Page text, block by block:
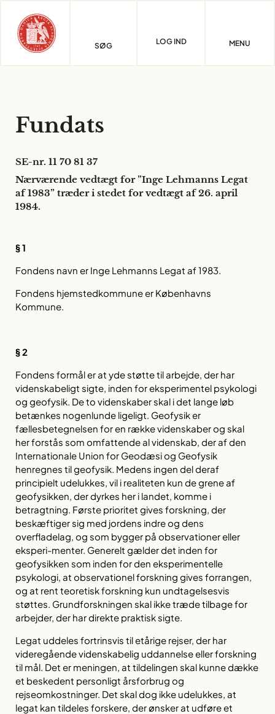
content
SØG LOG IND MENU
Fundats
SE-nr. 11 70 81 37
Nærværende vedtægt for ”Inge Lehmanns Legat
af 1983” træder i stedet for vedtægt af 26. april
1984.
§ 1
Fondens navn er Inge Lehmanns Legat af 1983.
Fondens hjemstedkommune er Københavns
Kommune.
§ 2
Fondens formål er at yde støtte til arbejde, der har
videnskabeligt sigte, inden for eksperimentel psykologi
og geofysik. De to videnskaber skal i det lange løb
betænkes nogenlunde ligeligt. Geofysik er
fællesbetegnelsen for en række videnskaber og skal
her forstås som omfattende al videnskab, der af den
Internationale Union for Geodæsi og Geofysik
henregnes til geofysik. Medens ingen del deraf
principielt udelukkes, vil i realiteten kun de grene af
geofysikken, der dyrkes her i landet, komme i
betragtning. Første prioritet gives forskning, der
beskæftiger sig med jordens indre og dens
overfladelag, og som bygger på observationer eller
eksperi-menter. Generelt gælder det inden for
geofysikken som inden for den eksperimentelle
psykologi, at observationel forskning gives forrangen,
og at rent teoretisk forskning kun undtagelsesvis
støttes. Grundforskningen skal ikke træde tilbage for
arbejder, der har direkte praktisk sigte.
Legat uddeles fortrinsvis til etårige rejser, der har
videregående videnskabelig uddannelse eller forskning
til mål. Det er meningen, at tildelingen skal kunne dække
et beskedent personligt årsforbrug og
rejseomkostninger. Det skal dog ikke udelukkes, at
legat kan tildeles forskere, der ønsker at udføre et